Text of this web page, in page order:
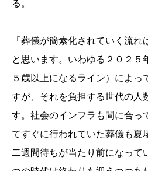
る。
「葬儀が簡素化されていく流
と思います。いわゆる２０２５
５歳以上になるライン）によっ
すが、それを負担する世代の人
す。社会のインフラも間に合っ
てすぐに行われていた葬儀も夏
二週間待ちが当たり前になって